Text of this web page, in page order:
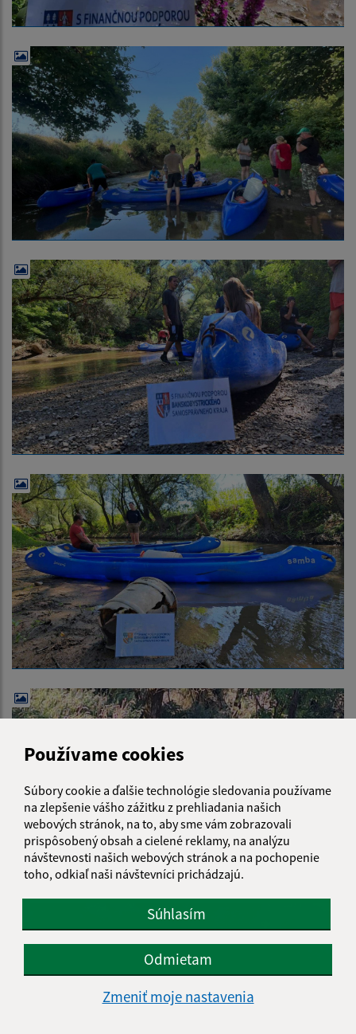
Používame cookies
Súbory cookie a ďalšie technológie sledovania používame
na zlepšenie vášho zážitku z prehliadania našich
webových stránok, na to, aby sme vám zobrazovali
prispôsobený obsah a cielené reklamy, na analýzu
návštevnosti našich webových stránok a na pochopenie
toho, odkiaľ naši návštevníci prichádzajú.
Súhlasím
Odmietam
Zmeniť moje nastavenia